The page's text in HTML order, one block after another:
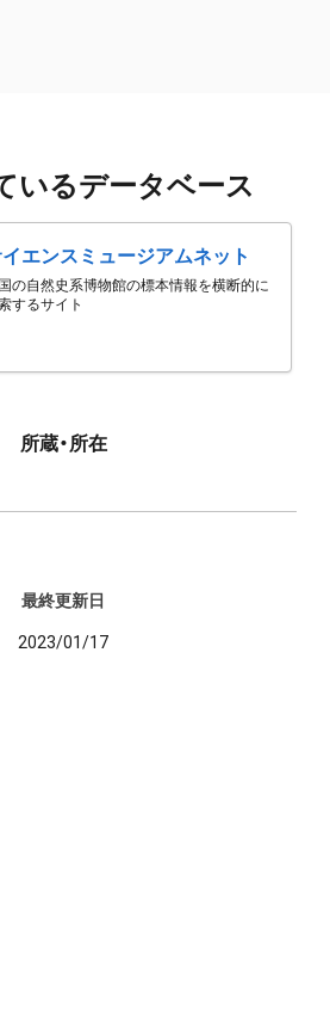
いるデータベース
エンスミュージアムネット
の自然史系博物館の標本情報を横断的に
するサイト
所蔵・所在
最終更新日
2023/01/17